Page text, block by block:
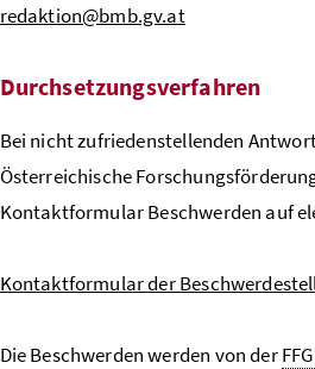
redaktion@bmb.gv.at
Durchsetzungsverfahren
Bei nicht zufriedenstellenden
Österreichische
Kontaktformular Beschwerden auf
Kontaktformular der
Die Beschwerden werden von derFFG